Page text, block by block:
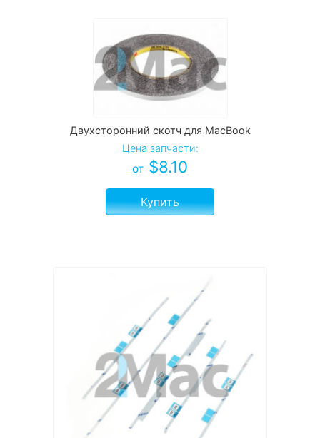
Двухсторонний скотч для MacBook
Цена запчасти:
от $8.10
Купить